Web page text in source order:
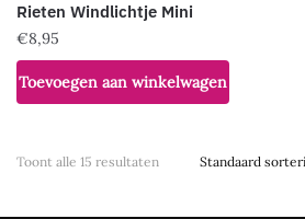
Rieten Windlichtje Mini
€8,95
Toevoegen aan winkelwagen
Toont alle 15 resultaten